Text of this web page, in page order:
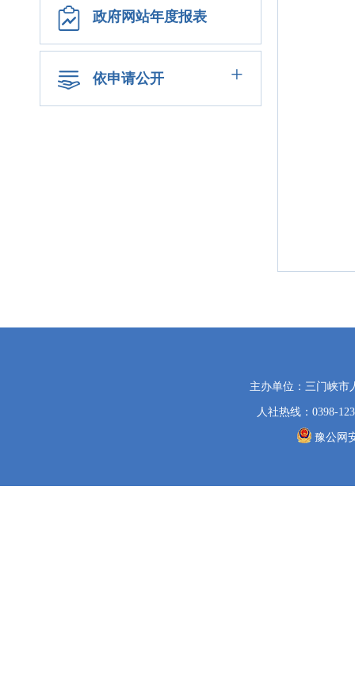
政府网站年度报表
依申请公开 +
主办单位：三门峡
人社热线：0398-
豫公网